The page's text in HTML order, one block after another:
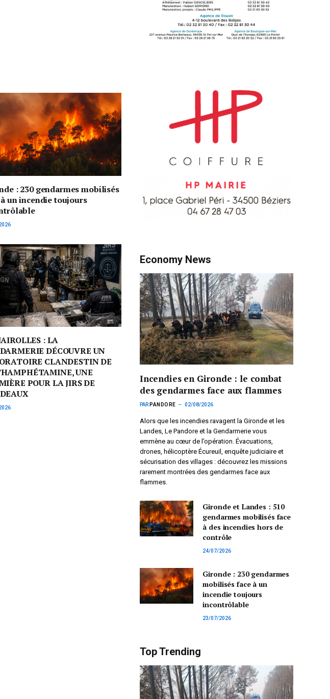
: 230 gendarmes mobilisés
un incendie toujours
: LA
DÉCOUVRE UN
CLANDESTIN DE
UNE
POUR LA JIRS DE
Economy News
Incendies en Gironde : le combat
des gendarmes face aux flammes
PAR PANDORE 02/08/2026
Alors que les incendies ravagent la Gironde et les
Landes, Le Pandore et la Gendarmerie vous
emmène au cœur de l’opération. Évacuations,
drones, hélicoptère Écureuil, enquête judiciaire et
sécurisation des villages : découvrez les missions
rarement montrées des gendarmes face aux
flammes.
Gironde et Landes : 510
gendarmes mobilisés face
à des incendies hors de
contrôle
24/07/2026
Gironde : 230 gendarmes
mobilisés face à un
incendie toujours
incontrôlable
23/07/2026
Top Trending